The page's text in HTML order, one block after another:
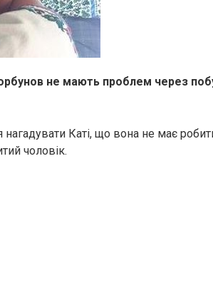
не мають проблем через
Каті, що вона не має
чоловік.